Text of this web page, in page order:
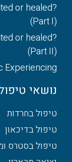
or healed?
(Part I)
or healed?
(Part II)
Experiencing?
נושאי
טיפול בחרדות
טיפול בדיכאון
טיפול בסטרס